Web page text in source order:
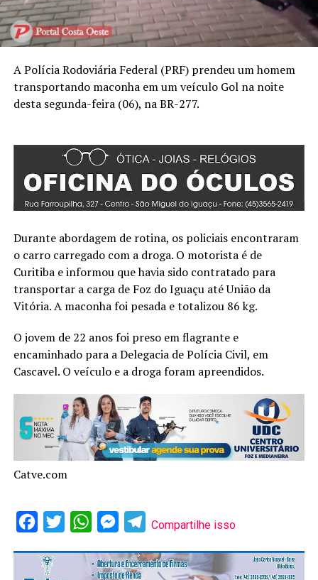
A Polícia Rodoviária Federal (PRF) prendeu um homem
transportando maconha em um veículo Gol na noite
desta segunda-feira (06), na BR-277.
Durante abordagem de rotina, os policiais encontraram
o carro carregado com a droga. O motorista é de
Curitiba e informou que havia sido contratado para
transportar a carga de Foz do Iguaçu até União da
Vitória. A maconha foi pesada e totalizou 86 kg.
O jovem de 22 anos foi preso em flagrante e
encaminhado para a Delegacia de Polícia Civil, em
Cascavel. O veículo e a droga foram apreendidos.
Catve.com
Facebook
Twitter WhatsAppMessenger
Telegram
Compartilhe isso